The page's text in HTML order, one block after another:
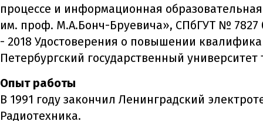
процессе и информационная
им. проф. М.А.Бонч-Бруевича», СПбГУТ № 7827
- 2018 Удостоверения о повышении
Петербургский государственный
Опыт работы
В 1991 году закончил Ленинградский
Радиотехника.